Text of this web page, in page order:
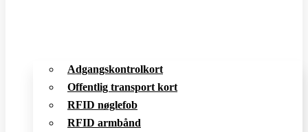
Adgangskontrolkort
Offentlig transport kort
RFID nøglefob
RFID armbånd